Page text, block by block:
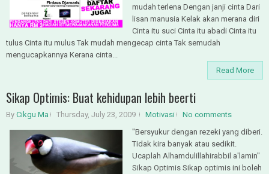
mudah terlena Dengan janji cinta Dari
lisan manusia Kelak akan merana diri
Cinta itu suci Cinta itu abadi Cinta itu
tulus Cinta itu mulus Tak mudah mengecap cinta Tak semudah
mengucapkannya Kerana cinta...
Read More
Sikap Optimis: Buat kehidupan lebih beerti
By Cikgu Ma Thursday, July 23, 2009 Motivasi
No comments
"Bersyukur dengan rezeki yang diberi.
Tidak kira banyak atau sedikit.
Ucaplah Alhamdulillahirabbil a'lamin"
Sikap Optimis Sikap optimis ini boleh